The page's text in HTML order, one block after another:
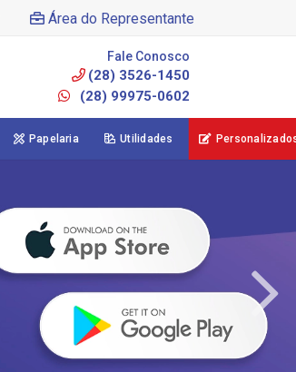
Área do Representante
Fale Conosco
(28) 3526-1450
(28) 99975-0602
Papelaria Utilidades